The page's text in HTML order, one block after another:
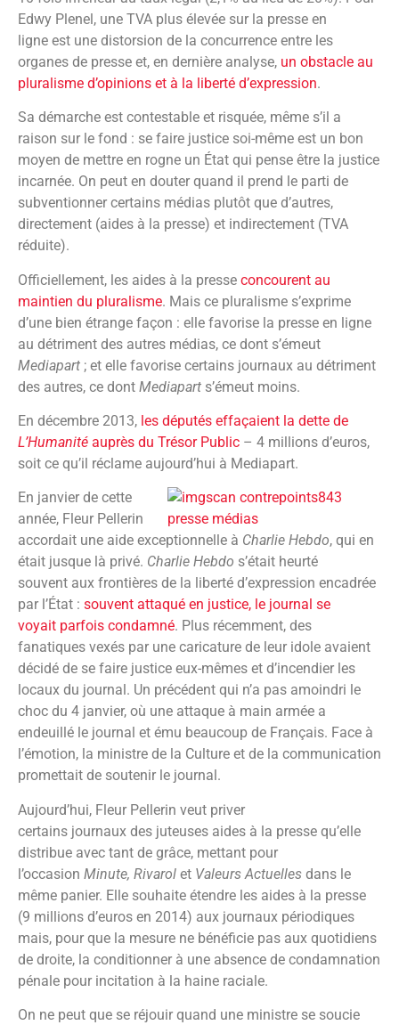
Edwy Plenel, une TVA plus élevée sur la presse en
ligne est une distorsion de la concurrence entre les
organes de presse et, en dernière analyse, un obstacle au
pluralisme d’opinions et à la liberté d’expression.
Sa démarche est contestable et risquée, même s’il a
raison sur le fond : se faire justice soi-même est un bon
moyen de mettre en rogne un État qui pense être la justice
incarnée. On peut en douter quand il prend le parti de
subventionner certains médias plutôt que d’autres,
directement (aides à la presse) et indirectement (TVA
réduite).
Officiellement, les aides à la presse concourent au
maintien du pluralisme. Mais ce pluralisme s’exprime
d’une bien étrange façon : elle favorise la presse en ligne
au détriment des autres médias, ce dont s’émeut
Mediapart ; et elle favorise certains journaux au détriment
des autres, ce dont Mediapart s’émeut moins.
En décembre 2013, les députés effaçaient la dette de
L’Humanité auprès du Trésor Public – 4 millions d’euros,
soit ce qu’il réclame aujourd’hui à Mediapart.
En janvier de cette
année, Fleur Pellerin
accordait une aide exceptionnelle à Charlie Hebdo, qui en
était jusque là privé. Charlie Hebdo s’était heurté
souvent aux frontières de la liberté d’expression encadrée
par l’État : souvent attaqué en justice, le journal se
voyait parfois condamné. Plus récemment, des
fanatiques vexés par une caricature de leur idole avaient
décidé de se faire justice eux-mêmes et d’incendier les
locaux du journal. Un précédent qui n’a pas amoindri le
choc du 4 janvier, où une attaque à main armée a
endeuillé le journal et ému beaucoup de Français. Face à
l’émotion, la ministre de la Culture et de la communication
promettait de soutenir le journal.
Aujourd’hui, Fleur Pellerin veut priver
certains journaux des juteuses aides à la presse qu’elle
distribue avec tant de grâce, mettant pour
l’occasion Minute, Rivarol et Valeurs Actuelles dans le
même panier. Elle souhaite étendre les aides à la presse
(9 millions d’euros en 2014) aux journaux périodiques
mais, pour que la mesure ne bénéficie pas aux quotidiens
de droite, la conditionner à une absence de condamnation
pénale pour incitation à la haine raciale.
On ne peut que se réjouir quand une ministre se soucie